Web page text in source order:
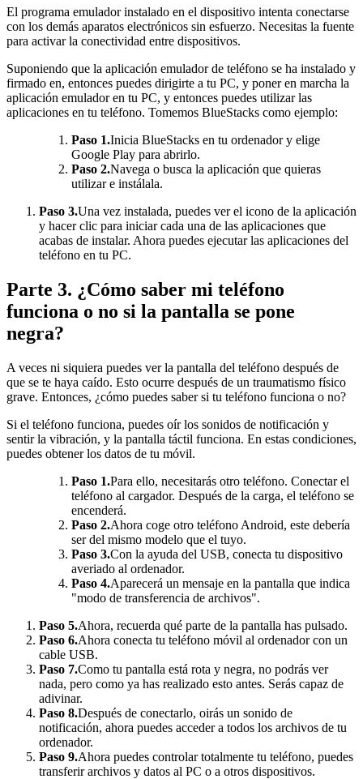
El programa emulador instalado en el dispositivo intenta conectarse
con los demás aparatos electrónicos sin esfuerzo. Necesitas la fuente
para activar la conectividad entre dispositivos.
Suponiendo que la aplicación emulador de teléfono se ha instalado y
firmado en, entonces puedes dirigirte a tu PC, y poner en marcha la
aplicación emulador en tu PC, y entonces puedes utilizar las
aplicaciones en tu teléfono. Tomemos BlueStacks como ejemplo:
Paso 1.Inicia BlueStacks en tu ordenador y elige
Google Play para abrirlo.
Paso 2.Navega o busca la aplicación que quieras
utilizar e instálala.
Paso 3.Una vez instalada, puedes ver el icono de la aplicación
y hacer clic para iniciar cada una de las aplicaciones que
acabas de instalar. Ahora puedes ejecutar las aplicaciones del
teléfono en tu PC.
Parte 3. ¿Cómo saber mi teléfono
funciona o no si la pantalla se pone
negra?
A veces ni siquiera puedes ver la pantalla del teléfono después de
que se te haya caído. Esto ocurre después de un traumatismo físico
grave. Entonces, ¿cómo puedes saber si tu teléfono funciona o no?
Si el teléfono funciona, puedes oír los sonidos de notificación y
sentir la vibración, y la pantalla táctil funciona. En estas condiciones,
puedes obtener los datos de tu móvil.
Paso 1.Para ello, necesitarás otro teléfono. Conectar el
teléfono al cargador. Después de la carga, el teléfono se
encenderá.
Paso 2.Ahora coge otro teléfono Android, este debería
ser del mismo modelo que el tuyo.
Paso 3.Con la ayuda del USB, conecta tu dispositivo
averiado al ordenador.
Paso 4.Aparecerá un mensaje en la pantalla que indica
"modo de transferencia de archivos".
Paso 5.Ahora, recuerda qué parte de la pantalla has pulsado.
Paso 6.Ahora conecta tu teléfono móvil al ordenador con un
cable USB.
Paso 7.Como tu pantalla está rota y negra, no podrás ver
nada, pero como ya has realizado esto antes. Serás capaz de
adivinar.
Paso 8.Después de conectarlo, oirás un sonido de
notificación, ahora puedes acceder a todos los archivos de tu
ordenador.
Paso 9.Ahora puedes controlar totalmente tu teléfono, puedes
transferir archivos y datos al PC o a otros dispositivos.